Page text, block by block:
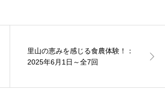
里山の恵みを感じる食農体験！：
2025年6月1日～全7回